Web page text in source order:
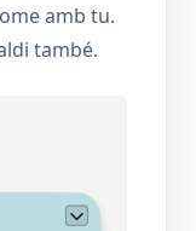
amb tu.
també.